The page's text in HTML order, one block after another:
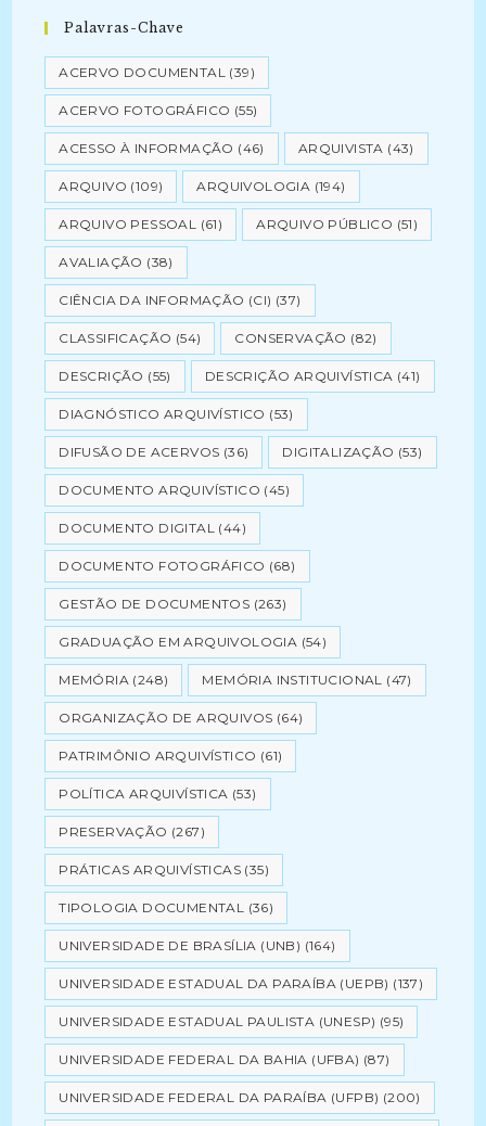
Palavras-Chave
ACERVO DOCUMENTAL (39)
ACERVO FOTOGRÁFICO (55)
ACESSO À INFORMAÇÃO (46) ARQUIVISTA (43)
ARQUIVO (109) ARQUIVOLOGIA (194)
ARQUIVO PESSOAL (61) ARQUIVO PÚBLICO (51)
AVALIAÇÃO (38)
CIÊNCIA DA INFORMAÇÃO (CI) (37)
CLASSIFICAÇÃO (54) CONSERVAÇÃO (82)
DESCRIÇÃO (55) DESCRIÇÃO ARQUIVÍSTICA (41)
DIAGNÓSTICO ARQUIVÍSTICO (53)
DIFUSÃO DE ACERVOS (36) DIGITALIZAÇÃO (53)
DOCUMENTO ARQUIVÍSTICO (45)
DOCUMENTO DIGITAL (44)
DOCUMENTO FOTOGRÁFICO (68)
GESTÃO DE DOCUMENTOS (263)
GRADUAÇÃO EM ARQUIVOLOGIA (54)
MEMÓRIA (248) MEMÓRIA INSTITUCIONAL (47)
ORGANIZAÇÃO DE ARQUIVOS (64)
PATRIMÔNIO ARQUIVÍSTICO (61)
POLÍTICA ARQUIVÍSTICA (53)
PRESERVAÇÃO (267)
PRÁTICAS ARQUIVÍSTICAS (35)
TIPOLOGIA DOCUMENTAL (36)
UNIVERSIDADE DE BRASÍLIA (UNB) (164)
UNIVERSIDADE ESTADUAL DA PARAÍBA (UEPB) (137)
UNIVERSIDADE ESTADUAL PAULISTA (UNESP) (95)
UNIVERSIDADE FEDERAL DA BAHIA (UFBA) (87)
UNIVERSIDADE FEDERAL DA PARAÍBA (UFPB) (200)